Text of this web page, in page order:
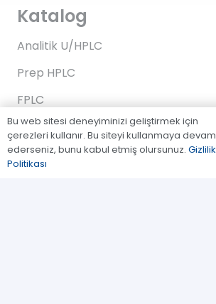
Katalog
Analitik U/HPLC
Prep HPLC
FPLC
Gaz Kromatografi
Standartlar/Reaktifler
Bu web sitesi deneyiminizi geliştirmek için
çerezleri kullanır. Bu siteyi kullanmaya devam
ederseniz, bunu kabul etmiş olursunuz. Gizlilik
Politikası